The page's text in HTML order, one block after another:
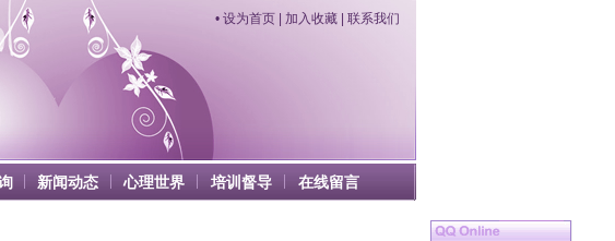
• 设为首页 加入收藏 联系我们
新闻动态 心理世界 培训督导 在线留言